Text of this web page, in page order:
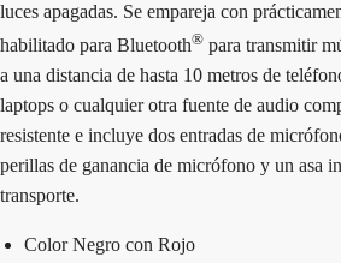
luces apagadas. Se empareja con
habilitado para Bluetooth® para transmitir
a una distancia de hasta 10 metros de
laptops o cualquier otra fuente de audio
resistente e incluye dos entradas de
perillas de ganancia de micrófono y un asa
transporte.
Color Negro con Rojo